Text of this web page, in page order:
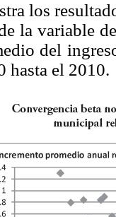
los
la variable
del
hasta el 2010.